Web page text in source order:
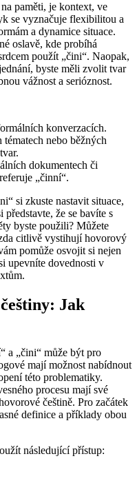
paměti, je kontext, ve
se vyznačuje flexibilitou a
a dynamice situace.
oslavě, kde probíhá
použít „čini“. Naopak,
byste měli zvolit tvar
vážnost a serióznost.
konverzacích.
nebo běžných
dokumentech či
„činní“.
si zkuste nastavit situace,
že se bavíte s
byste použili? Můžete
citlivě vystihují hovorový
pomůže osvojit si nejen
upevníte dovednosti v
Jak
a „čini“ může být pro
mají možnost nabídnout
této problematiky.
procesu mají své
češtině. Pro začátek
definice a příklady obou
následující přístup: